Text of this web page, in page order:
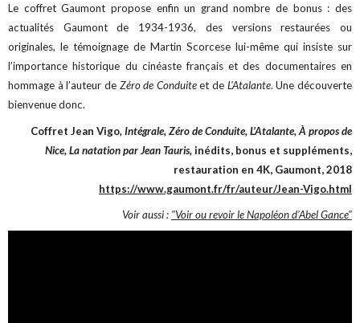
Le coffret Gaumont propose enfin un grand nombre de bonus : des
actualités Gaumont de 1934-1936, des versions restaurées ou
originales, le témoignage de Martin Scorcese lui-même qui insiste sur
l’importance historique du cinéaste français et des documentaires en
hommage à l’auteur de Zéro de Conduiteet de L'Atalante. Une découverte
bienvenue donc.
Coffret Jean Vigo, Intégrale, Zéro de Conduite, L’Atalante, À propos de
Nice, La natation par Jean Tauris, inédits, bonus et suppléments,
restauration en 4K, Gaumont, 2018
https://www.gaumont.fr/fr/auteur/Jean-Vigo.html
Voir aussi : "Voir ou revoir le Napoléon d’Abel Gance"